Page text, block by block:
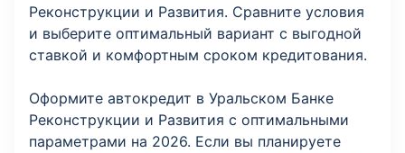
Реконструкции и Развития. Сравните условия
и выберите оптимальный вариант с выгодной
ставкой и комфортным сроком кредитования.
Оформите автокредит в Уральском Банке
Реконструкции и Развития с оптимальными
параметрами на 2026. Если вы планируете